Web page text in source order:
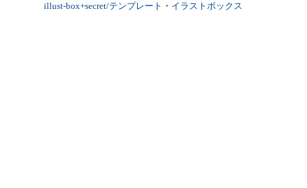
illust-box+secret/テンプレート ・ イラストボックス